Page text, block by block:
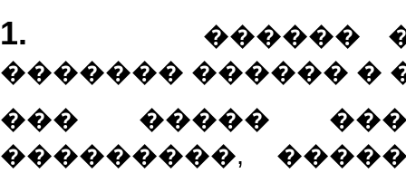
1. ������
������� ������ �
��� �����
���������,